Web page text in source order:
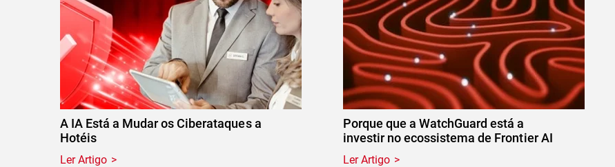
A IA Está a Mudar os Ciberataques a
Hotéis
Ler Artigo
Porque que a WatchGuard está a
investir no ecossistema de Frontier AI
Ler Artigo